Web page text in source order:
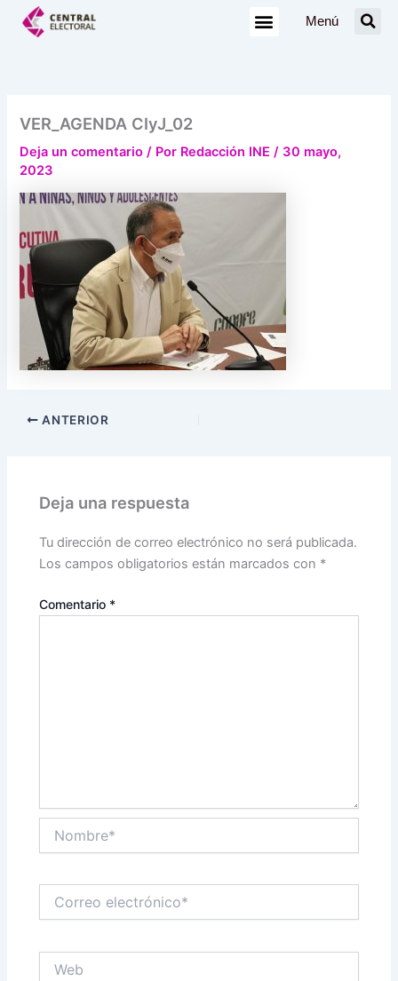
Menú
VER_AGENDA CIyJ_02
Deja un comentario / Por Redacción INE/ 30 mayo,
2023
ANTERIOR
Deja una respuesta
Tu dirección de correo electrónico no será publicada.
Los campos obligatorios están marcados con *
Comentario *
electrónico*